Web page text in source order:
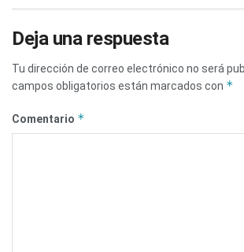
Deja una respuesta
Tu dirección de correo electrónico no será
campos obligatorios están marcados con *
Comentario *